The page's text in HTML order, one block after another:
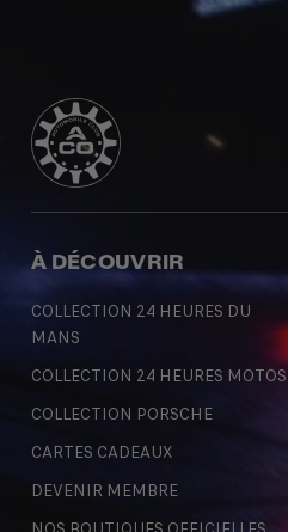
À DÉCOUVRIR
COLLECTION 24 HEURES DU
MANS
COLLECTION 24 HEURES MOTOS
COLLECTION PORSCHE
CARTES CADEAUX
DEVENIR MEMBRE